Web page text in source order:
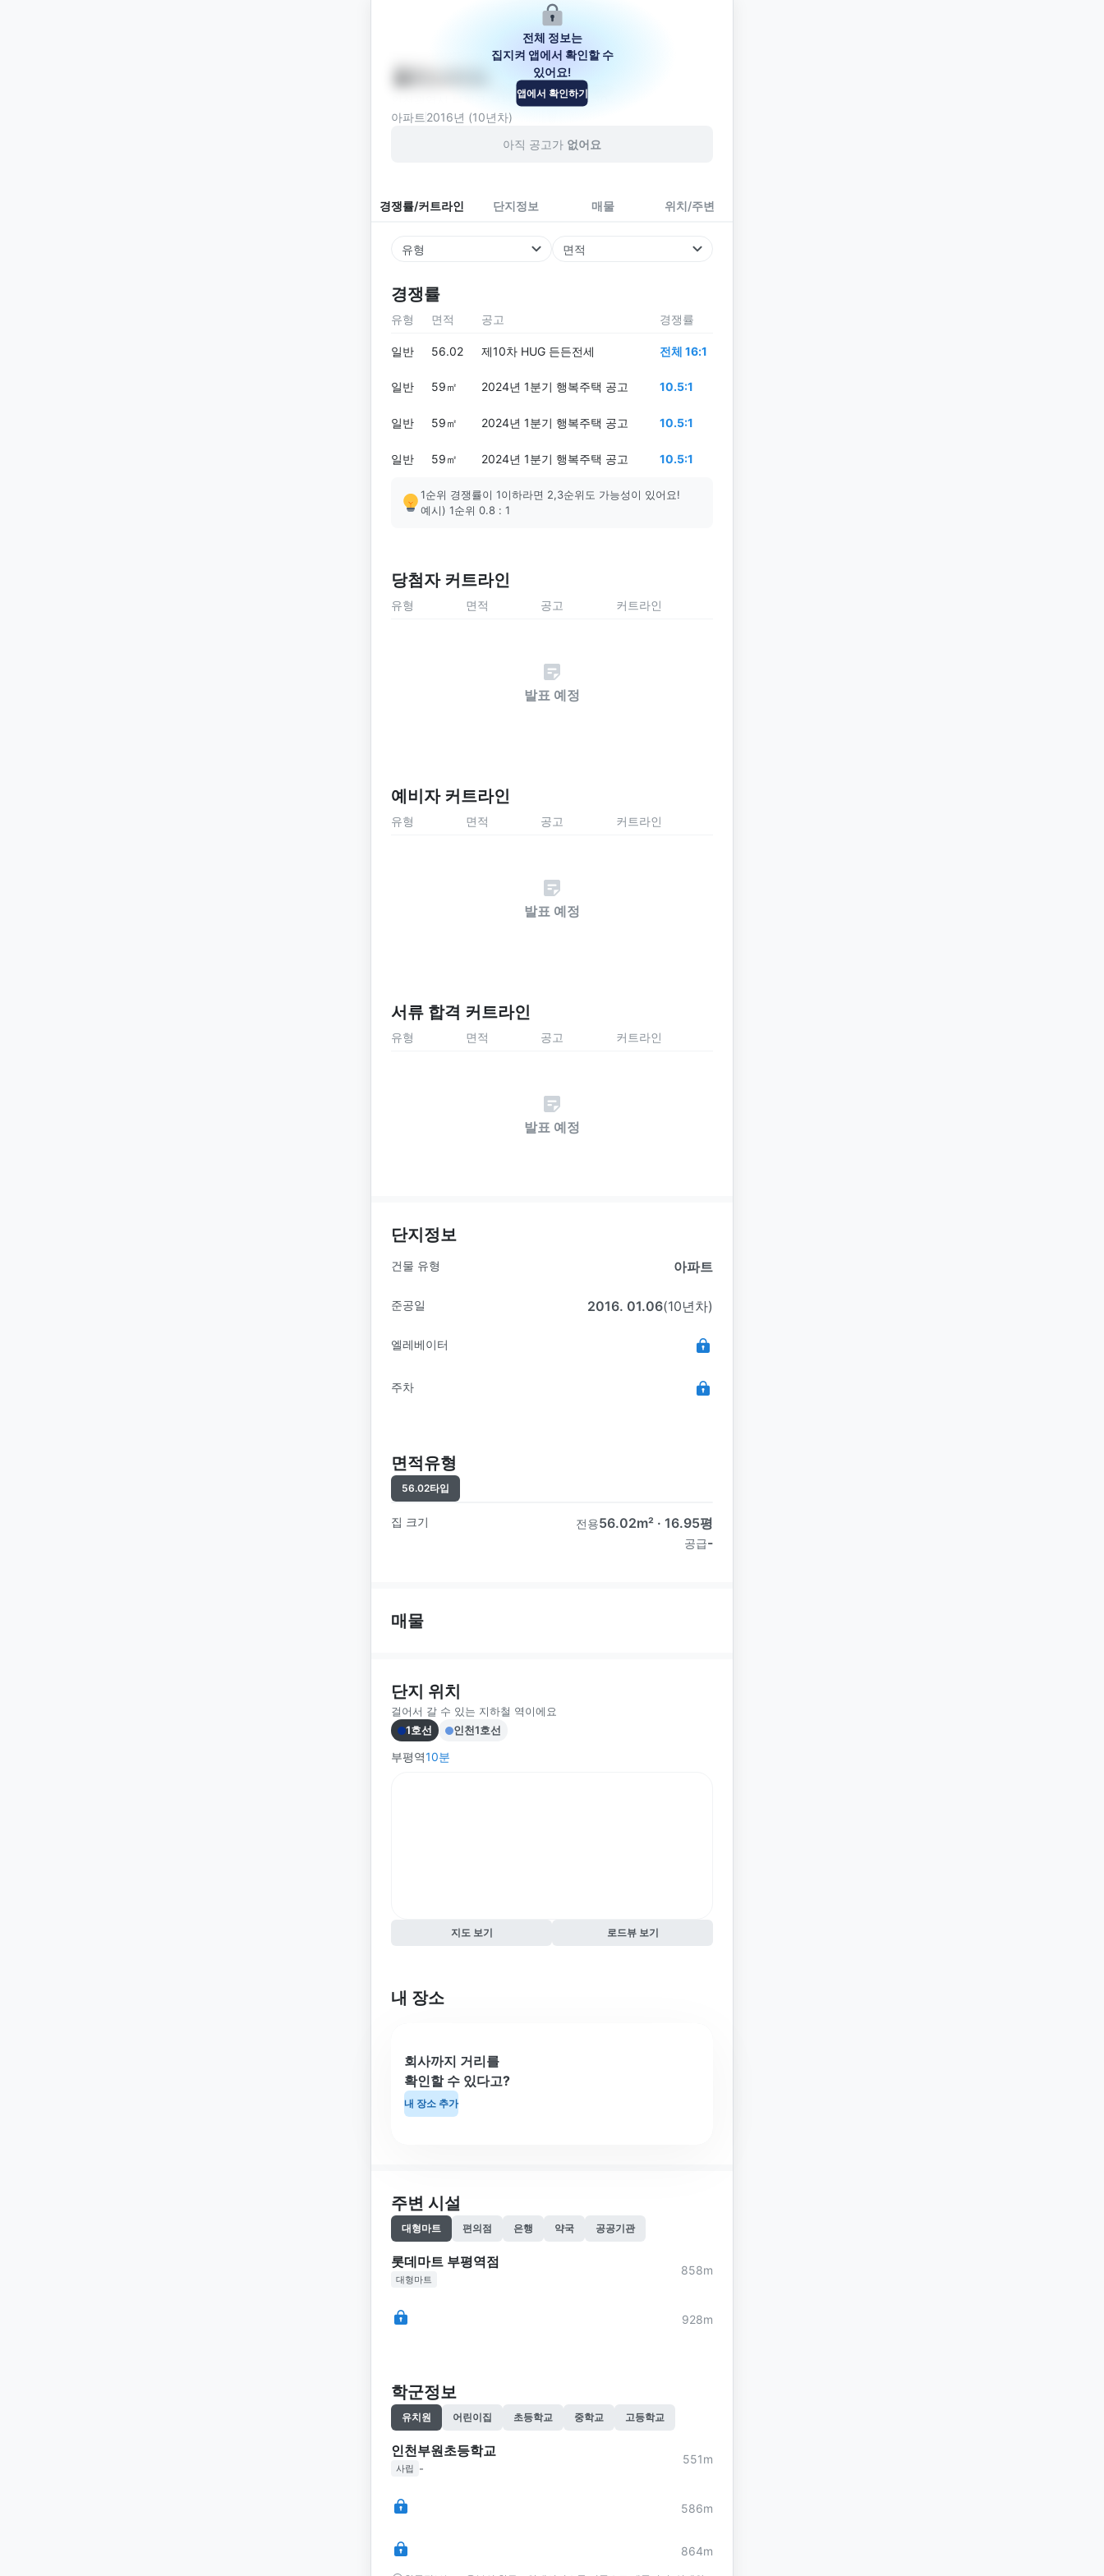
플러스타워
인천광역시 부평구 부평대로63번길 10-10
아파트 2016년 (10년차)
아직 공고가 없어요
경쟁률/커트라인 단지정보 매물 위치/주변
유형 면적
경쟁률
전체 정보는
집지켜 앱에서 확인할 수
있어요!
앱에서 확인하기
유형 면적 공고 경쟁률
일반 56.02 제10차 HUG 든든전세 전체 16:1
일반 59㎡ 2024년 1분기 행복주택 공고 10.5:1
일반 59㎡ 2024년 1분기 행복주택 공고 10.5:1
일반 59㎡ 2024년 1분기 행복주택 공고 10.5:1
1순위 경쟁률이 1이하라면 2,3순위도 가능성이 있어요!
예시) 1순위 0.8 : 1
당첨자 커트라인
유형 면적 공고 커트라인
발표 예정
예비자 커트라인
유형 면적 공고 커트라인
발표 예정
서류 합격 커트라인
유형 면적 공고 커트라인
발표 예정
단지정보
건물 유형 아파트
준공일 2016. 01.06(10년차)
엘레베이터
주차
면적유형
56.02타입
집 크기 전용56.02m² · 16.95평
공급-
매물
단지 위치
걸어서 갈 수 있는 지하철 역이에요
1호선
인천1호선
부평역10분
지도 보기 로드뷰 보기
내 장소
회사까지 거리를
확인할 수 있다고?
내 장소 추가
주변 시설
대형마트 편의점 은행 약국 공공기관
롯데마트 부평역점
대형마트
858m
928m
학군정보
유치원 어린이집 초등학교 중학교 고등학교
인천부원초등학교
사립 -
551m
586m
864m